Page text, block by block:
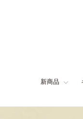
新商品